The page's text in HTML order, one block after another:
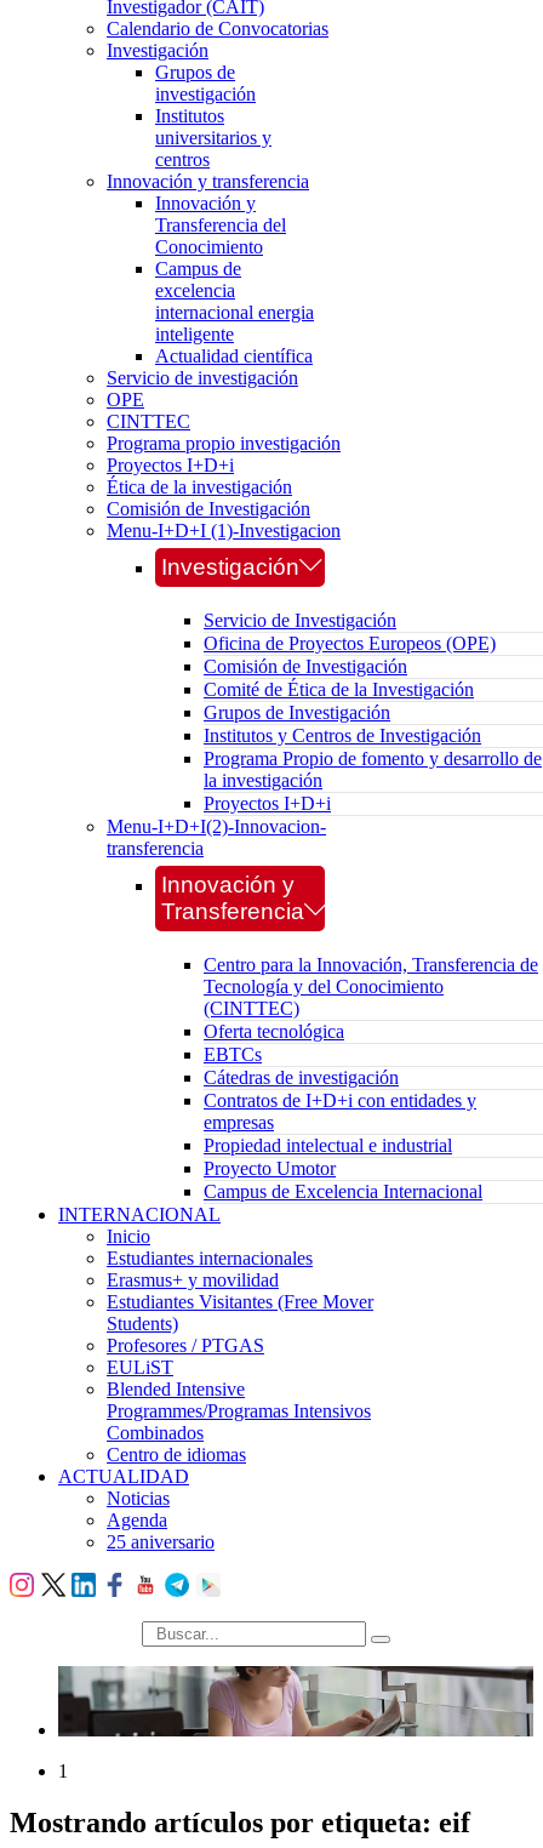
Investigador (CAIT)
Calendario de Convocatorias
Investigación
Grupos de
investigación
Institutos
universitarios y
centros
Innovación y transferencia
Innovación y
Transferencia del
Conocimiento
Campus de
excelencia
internacional energia
inteligente
Actualidad científica
Servicio de investigación
OPE
CINTTEC
Programa propio investigación
Proyectos I+D+i
Ética de la investigación
Comisión de Investigación
Menu-I+D+I (1)-Investigacion
Investigación
Servicio de Investigación
Oficina de Proyectos Europeos (OPE)
Comisión de Investigación
Comité de Ética de la Investigación
Grupos de Investigación
Institutos y Centros de Investigación
Programa Propio de fomento y desarrollo de
la investigación
Proyectos I+D+i
Menu-I+D+I(2)-Innovacion-
transferencia
Innovación y
Transferencia
Centro para la Innovación, Transferencia de
Tecnología y del Conocimiento
(CINTTEC)
Oferta tecnológica
EBTCs
Cátedras de investigación
Contratos de I+D+i con entidades y
empresas
Propiedad intelectual e industrial
Proyecto Umotor
Campus de Excelencia Internacional
INTERNACIONAL
Inicio
Estudiantes internacionales
Erasmus+ y movilidad
Estudiantes Visitantes (Free Mover
Students)
Profesores / PTGAS
EULiST
Blended Intensive
Programmes/Programas Intensivos
Combinados
Centro de idiomas
ACTUALIDAD
Noticias
Agenda
25 aniversario
búsqueda
1
Mostrando artículos por etiqueta: eif